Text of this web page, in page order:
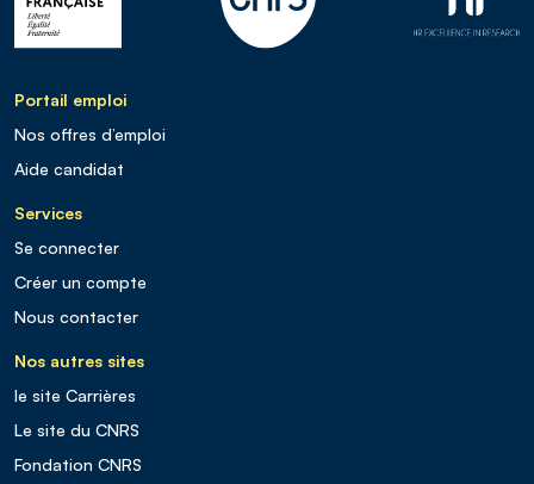
Portail emploi
Nos offres d’emploi
Aide candidat
Services
Se connecter
Créer un compte
Nous contacter
Nos autres sites
le site Carrières
Le site du CNRS
Fondation CNRS